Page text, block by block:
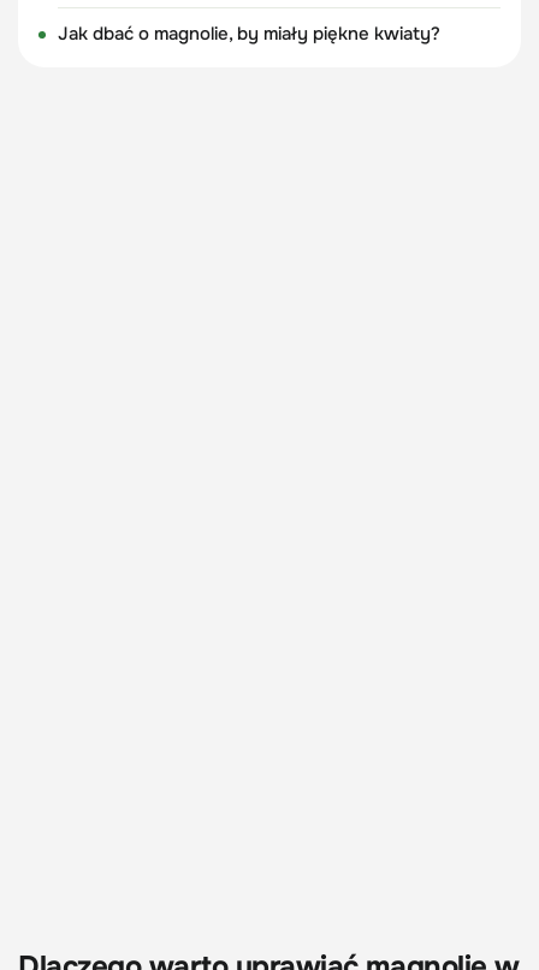
Jak dbać o magnolie, by miały piękne kwiaty?